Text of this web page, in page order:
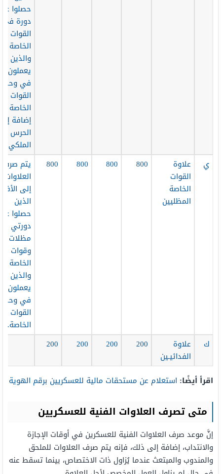
حصلوا
دورة في
القوات
الخاصة
والذين
يعملون
في
القوات
الخاصة
إضافة
الحرس
الملكي.
ي
علاوة
القوات
الخاصة
المظليين
800
800
800
800
يتم صرف
العلاوات
إلى
الذين
حصلوا
دورتي
مظلات
وقوات
الخاصة
والذين
يعملون
في
القوات
الخاصة.
ك
علاوة
الفدائيـين
200
200
200
200
اقرأ أيضًا: استعلام عن مستحقات مالية للعسكريين برقم الهوية
متى تصرف العلاوات الفنية للعسكريين
إنَّ موعد صرف العلاوات الفنية للعسكرين في أوقات الإجازة
والانتداب، إضافة إلى ذلك، فإنه يتم صرف العلاوات للملحق
والمندوب والمبتعث عندما يُزاول ذات الاختصاص، بينما تسقط عنه